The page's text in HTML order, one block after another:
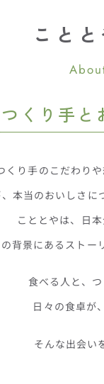
こと
つくり手と
くり手のこだわり
本当のおいしさに
こととやは、日
背景にあるストー
食べる人と、
日々の食卓が
そんな出会い